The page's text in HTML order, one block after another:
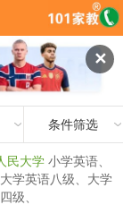
✕
条件筛选
民大学 小学英语、
学英语八级、大学
级、